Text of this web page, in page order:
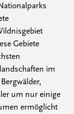
Gebiete
im
um nur einige
ermöglicht